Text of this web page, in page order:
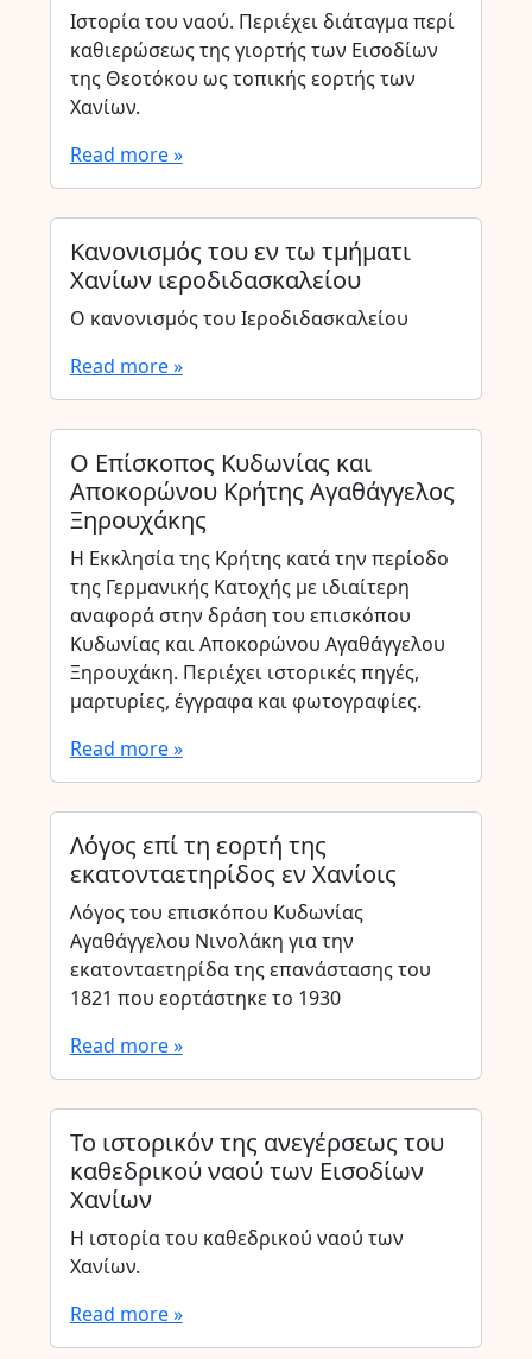
Ιστορία του ναού. Περιέχει διάταγμα περί
καθιερώσεως της γιορτής των Εισοδίων
της Θεοτόκου ως τοπικής εορτής των
Χανίων.
Read more »
Κανονισμός του εν τω τμήματι
Χανίων ιεροδιδασκαλείου
Ο κανονισμός του Ιεροδιδασκαλείου
Read more »
Ο Επίσκοπος Κυδωνίας και
Αποκορώνου Κρήτης Αγαθάγγελος
Ξηρουχάκης
Η Εκκλησία της Κρήτης κατά την περίοδο
της Γερμανικής Κατοχής με ιδιαίτερη
αναφορά στην δράση του επισκόπου
Κυδωνίας και Αποκορώνου Αγαθάγγελου
Ξηρουχάκη. Περιέχει ιστορικές πηγές,
μαρτυρίες, έγγραφα και φωτογραφίες.
Read more »
Λόγος επί τη εορτή της
εκατονταετηρίδος εν Χανίοις
Λόγος του επισκόπου Κυδωνίας
Αγαθάγγελου Νινολάκη για την
εκατονταετηρίδα της επανάστασης του
1821 που εορτάστηκε το 1930
Read more »
Το ιστορικόν της ανεγέρσεως του
καθεδρικού ναού των Εισοδίων
Χανίων
Η ιστορία του καθεδρικού ναού των
Χανίων.
Read more »